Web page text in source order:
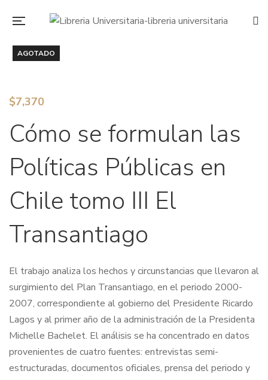
AGOTADO
$7,370
Cómo se formulan las
Políticas Públicas en
Chile tomo III El
Transantiago
El trabajo analiza los hechos y circunstancias que llevaron al
surgimiento del Plan Transantiago, en el periodo 2000-
2007, correspondiente al gobierno del Presidente Ricardo
Lagos y al primer año de la administración de la Presidenta
Michelle Bachelet. El análisis se ha concentrado en datos
provenientes de cuatro fuentes: entrevistas semi-
estructuradas, documentos oficiales, prensa del periodo y